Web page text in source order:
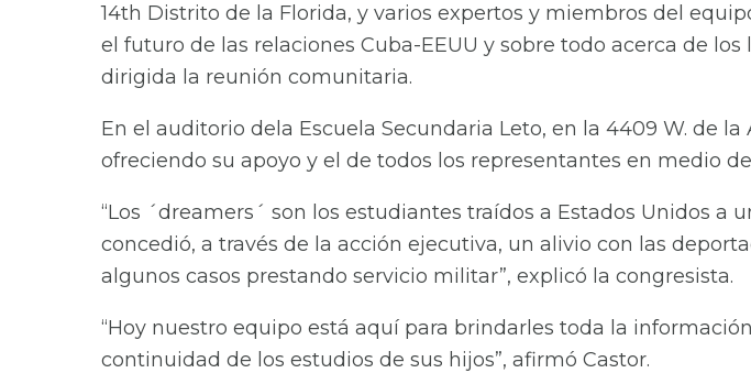
14th Distrito de la Florida, y varios expertos y miembros del
el futuro de las relaciones Cuba-EEUU y sobre todo acerca de
dirigida la reunión comunitaria.
En el auditorio dela Escuela Secundaria Leto, en la 4409 W. de
ofreciendo su apoyo y el de todos los representantes en medio
“Los ´dreamers´ son los estudiantes traídos a Estados Unidos
concedió, a través de la acción ejecutiva, un alivio con las
algunos casos prestando servicio militar”, explicó la congresista.
“Hoy nuestro equipo está aquí para brindarles toda la
continuidad de los estudios de sus hijos”, afirmó Castor.